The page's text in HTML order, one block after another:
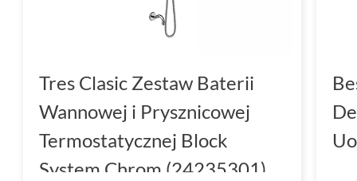
Tres Clasic Zestaw Baterii
Wannowej i Prysznicowej
Termostatycznej Block
System Chrom (24235301)